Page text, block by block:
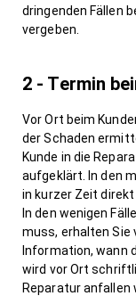
dringenden Fällen
vergeben.
2 - Termin
Vor Ort beim
der Schaden
Kunde in die
aufgeklärt. In den
in kurzer Zeit direkt
In den wenigen
muss, erhalten Sie
Information, wann
wird vor Ort
Reparatur anfallen